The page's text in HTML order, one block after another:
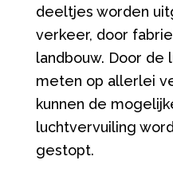
deeltjes worden
verkeer, door
landbouw. Door
meten op allerlei
kunnen de
luchtvervuiling
gestopt.